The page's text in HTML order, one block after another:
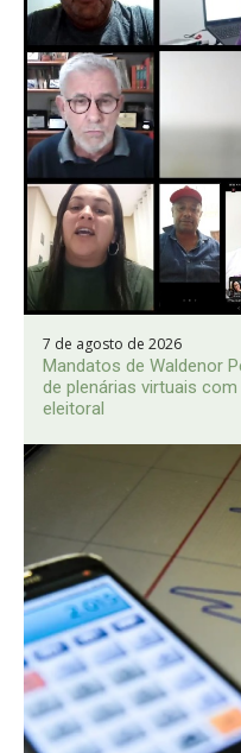
7 de agosto de 2026
Mandatos de Waldenor
de plenárias virtuais
eleitoral